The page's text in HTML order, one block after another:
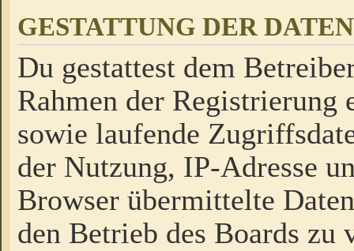
GESTATTUNG DER
Du gestattest dem
Rahmen der Registrierung
sowie laufende
der Nutzung, IP-Adresse
Browser übermittelte
den Betrieb des Boards zu